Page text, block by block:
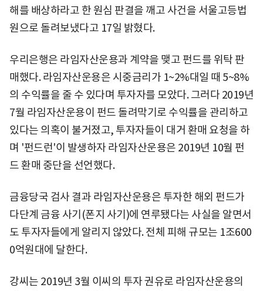
해를 배상하라고 한 원심 판결을 깨고 사건을 서울고등법
원으로 돌려보냈다고 17일 밝혔다.
우리은행은 라임자산운용과 계약을 맺고 펀드를 위탁 판
매했다. 라임자산운용은 시중금리가 1~2%대일 때 5~8%
의 수익률을 줄 수 있다며 투자자를 모았다. 그러다 2019년
7월 라임자산운용이 펀드 돌려막기로 수익률을 관리하고
있다는 의혹이 불거졌고, 투자자들이 대거 환매 요청을 하
며 '펀드런'이 발생하자 라임자산운용은 2019년 10월 펀
드 환매 중단을 선언했다.
금융당국 검사 결과 라임자산운용은 투자한 해외 펀드가
다단계 금융 사기(폰지 사기)에 연루됐다는 사실을 알면서
도 투자자들에게 알리지 않았다. 전체 피해 규모는 1조600
0억원대에 달한다.
강씨는 2019년 3월 이씨의 투자 권유로 라임자산운용의